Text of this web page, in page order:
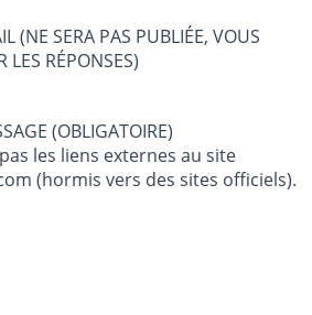
(NE SERA PAS PUBLIÉE, VOUS
LES RÉPONSES)
TEXTE DE VOTRE MESSAGE (OBLIGATOIRE)
les liens externes au site
(hormis vers des sites officiels).